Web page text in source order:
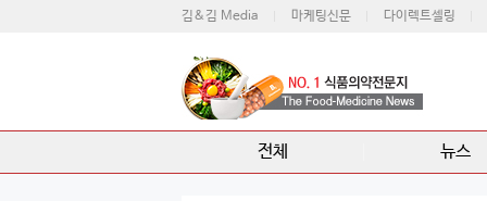
김&김 Media 마케팅신문 다이렉트셀링
전체 뉴스